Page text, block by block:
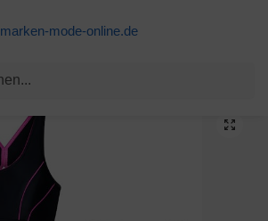
marken-mode-online.de
/ Sixyotie Damen Bikini Sets Hoch taillierte Halter Vintage Badeanzug Plus Größe Push Up Zweiteilige Bademode Strandkleidung (New-orange, EU 38-40(M))